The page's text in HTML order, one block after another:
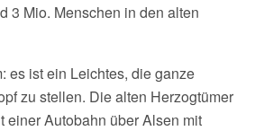
3 Mio. Menschen in den alten
es ist ein Leichtes, die ganze
zu stellen. Die alten Herzogtümer
einer Autobahn über Alsen mit